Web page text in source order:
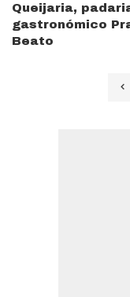
Queijaria,
gastronómico
Beato